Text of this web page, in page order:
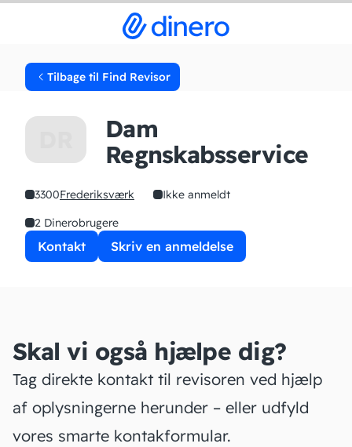
Tilbage til Find Revisor
Dam
Regnskabsservice
3300Frederiksværk
Ikke anmeldt
2 Dinerobrugere
Kontakt Skriv en anmeldelse
Skal vi også hjælpe dig?
Tag direkte kontakt til revisoren ved hjælp
af oplysningerne herunder – eller udfyld
vores smarte kontakformular.